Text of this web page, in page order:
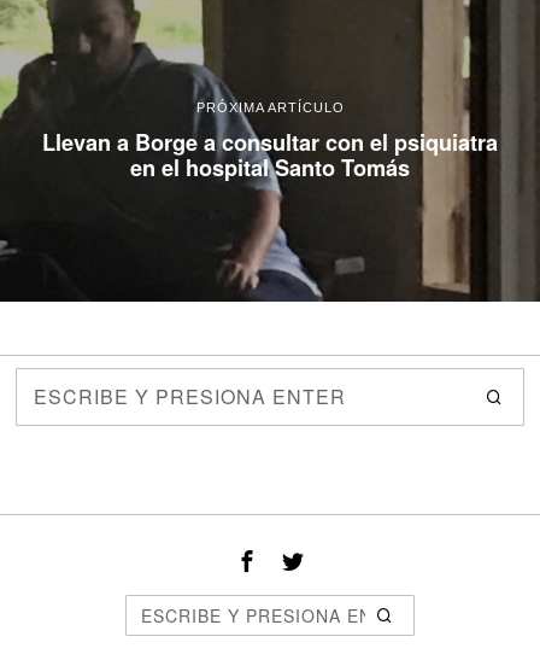
PRÓXIMA ARTÍCULO
Llevan a Borge a consultar con el psiquiatra
en el hospital Santo Tomás